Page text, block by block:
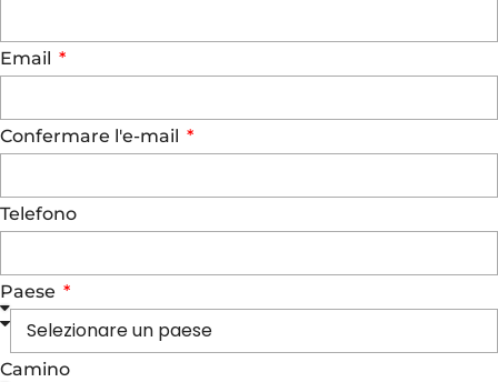
Email
Confermare l'e-mail
Telefono
Paese
Camino